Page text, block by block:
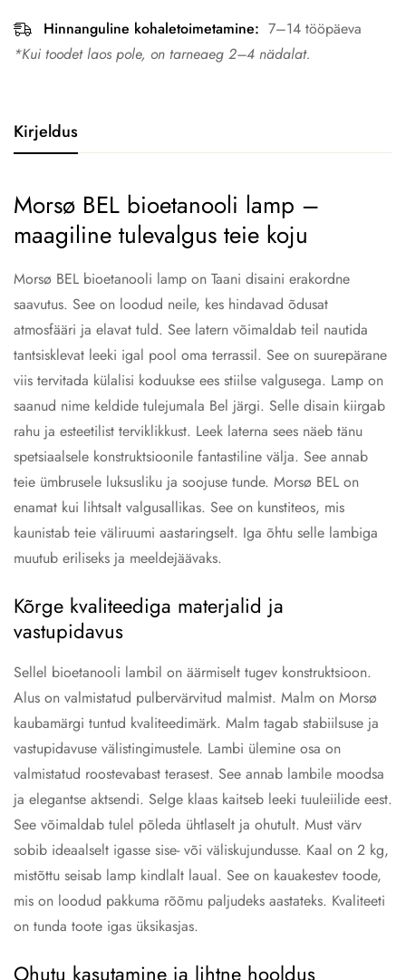
Hinnanguline kohaletoimetamine: 7–14 tööpäeva
*Kui toodet laos pole, on tarneaeg 2–4 nädalat.
Kirjeldus
Morsø BEL bioetanooli lamp –
maagiline tulevalgus teie koju
Morsø BEL bioetanooli lamp on Taani disaini erakordne
saavutus. See on loodud neile, kes hindavad õdusat
atmosfääri ja elavat tuld. See latern võimaldab teil nautida
tantsisklevat leeki igal pool oma terrassil. See on suurepärane
viis tervitada külalisi koduukse ees stiilse valgusega. Lamp on
saanud nime keldide tulejumala Bel järgi. Selle disain kiirgab
rahu ja esteetilist terviklikkust. Leek laterna sees näeb tänu
spetsiaalsele konstruktsioonile fantastiline välja. See annab
teie ümbrusele luksusliku ja soojuse tunde. Morsø BEL on
enamat kui lihtsalt valgusallikas. See on kunstiteos, mis
kaunistab teie väliruumi aastaringselt. Iga õhtu selle lambiga
muutub eriliseks ja meeldejäävaks.
Kõrge kvaliteediga materjalid ja
vastupidavus
Sellel bioetanooli lambil on äärmiselt tugev konstruktsioon.
Alus on valmistatud pulbervärvitud malmist. Malm on Morsø
kaubamärgi tuntud kvaliteedimärk. Malm tagab stabiilsuse ja
vastupidavuse välistingimustele. Lambi ülemine osa on
valmistatud roostevabast terasest. See annab lambile moodsa
ja elegantse aktsendi. Selge klaas kaitseb leeki tuuleiilide eest.
See võimaldab tulel põleda ühtlaselt ja ohutult. Must värv
sobib ideaalselt igasse sise- või väliskujundusse. Kaal on 2 kg,
mistõttu seisab lamp kindlalt laual. See on kauakestev toode,
mis on loodud pakkuma rõõmu paljudeks aastateks. Kvaliteeti
on tunda toote igas üksikasjas.
Ohutu kasutamine ja lihtne hooldus